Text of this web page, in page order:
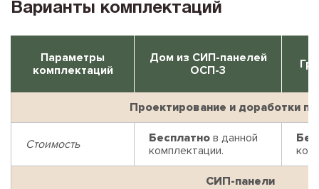
Варианты комплектаций
Параметры
комплектаций
Дом из СИП-панелей
ОСП-3
Проектирование и доработки
Стоимость Бесплатно в данной
комплектации.
СИП-панели